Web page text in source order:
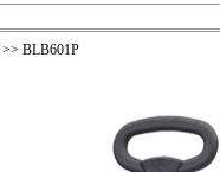
>> BLB601P